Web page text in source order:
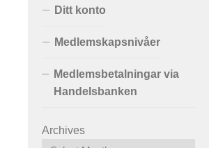
Ditt konto
Medlemskapsnivåer
Medlemsbetalningar via
Handelsbanken
Archives